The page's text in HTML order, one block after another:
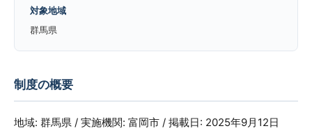
対象地域
群馬県
制度の概要
地域: 群馬県 / 実施機関: 富岡市 / 掲載日: 2025年9月12日